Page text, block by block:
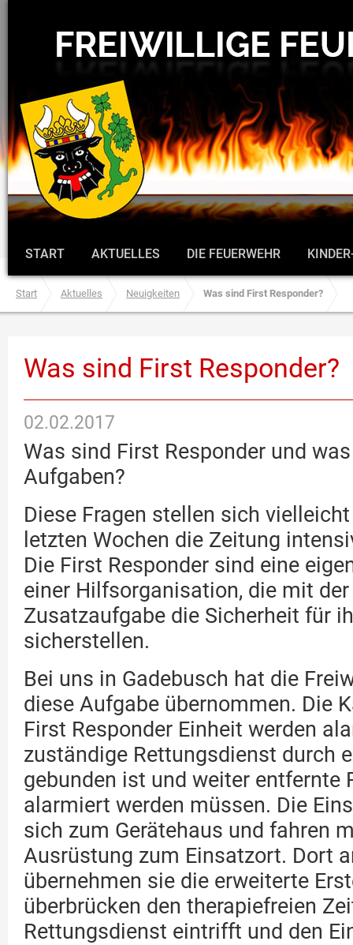
START AKTUELLES DIE FEUERWEHR
Start Aktuelles Neuigkeiten Was sind First Responder?
Was sind First Responder?
02.02.2017
Was sind First Responder und
Aufgaben?
Diese Fragen stellen sich
letzten Wochen die Zeitung
Die First Responder sind eine
einer Hilfsorganisation, die mit
Zusatzaufgabe die Sicherheit für
sicherstellen.
Bei uns in Gadebusch hat die
diese Aufgabe übernommen. Die
First Responder Einheit werden
zuständige Rettungsdienst durch
gebunden ist und weiter entfernte
alarmiert werden müssen. Die
sich zum Gerätehaus und fahren
Ausrüstung zum Einsatzort. Dort
übernehmen sie die erweiterte
überbrücken den therapiefreien
Rettungsdienst eintrifft und den